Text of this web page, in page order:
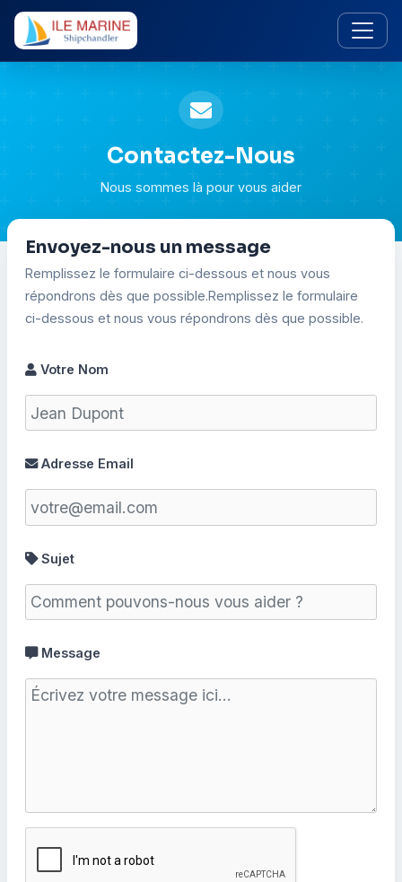
Contactez-Nous
Nous sommes là pour vous aider
Envoyez-nous un message
Remplissez le formulaire ci-dessous et nous vous
répondrons dès que possible.Remplissez le formulaire
ci-dessous et nous vous répondrons dès que possible.
Votre Nom
Adresse Email
Sujet
Message